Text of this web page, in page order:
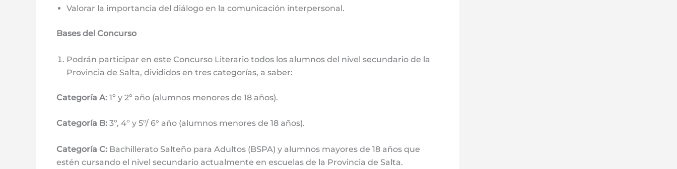
Valorar la importancia del diálogo en la comunicación interpersonal.
Bases del Concurso
Podrán participar en este Concurso Literario todos los alumnos del nivel secundario de la
Provincia de Salta, divididos en tres categorías, a saber:
Categoría A: 1º y 2º año (alumnos menores de 18 años).
Categoría B: 3º, 4º y 5º/ 6° año (alumnos menores de 18 años).
Categoría C: Bachillerato Salteño para Adultos (BSPA) y alumnos mayores de 18 años que
estén cursando el nivel secundario actualmente en escuelas de la Provincia de Salta.